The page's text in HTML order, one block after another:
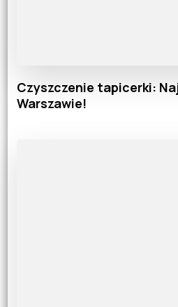
Czyszczenie tapicerki:
Warszawie!